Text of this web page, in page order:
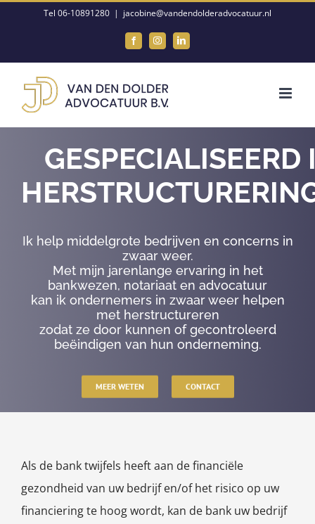
Tel 06-10891280 | jacobine@vandendolderadvocatuur.nl
FacebookInstagramLinkedIn
GESPECIALISEERD
Ik help middelgrote bedrijven en concerns in
zwaar weer.
Met mijn jarenlange ervaring in het
bankwezen, notariaat en advocatuur
kan ik ondernemers in zwaar weer helpen
met herstructureren
zodat ze door kunnen of gecontroleerd
beëindigen van hun onderneming.
MEER WETEN CONTACT
Als de bank twijfels heeft aan de financiële
gezondheid van uw bedrijf en/of het risico op uw
financiering te hoog wordt, kan de bank uw bedrijf